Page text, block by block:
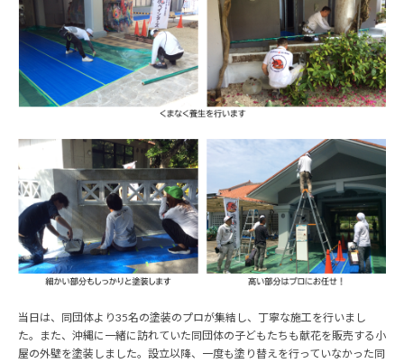
当日は、同団体より35名の塗装のプロが集結し、丁寧な施工を行いまし
た。また、沖縄に一緒に訪れていた同団体の子どもたちも献花を販売する小
屋の外壁を塗装しました。設立以降、一度も塗り替えを行っていなかった同